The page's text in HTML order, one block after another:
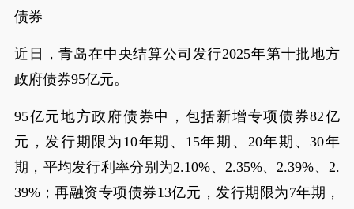
债券
近日，青岛在中央结算公司发行2025年第十批地方
政府债券95亿元。
95亿元地方政府债券中，包括新增专项债券82亿
元，发行期限为10年期、15年期、20年期、30年
期，平均发行利率分别为2.10%、2.35%、2.39%、2.
39%；再融资专项债券13亿元，发行期限为7年期，